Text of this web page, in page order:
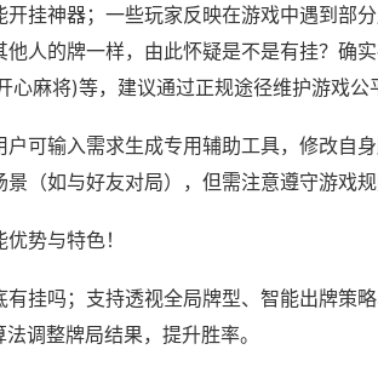
挂神器；一些玩家反映在游戏中遇到部
他人的牌一样，由此怀疑是不是有挂？确
心麻将)等，建议通过正规途径维护游戏公
户可输入需求生成专用辅助工具，修改自
（如与好友对局），但需注意遵守游戏规
势与特色！
有挂吗；支持透视全局牌型、智能出牌策
调整牌局结果，提升胜率。